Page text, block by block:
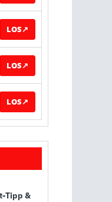
LOS↗
LOS↗
LOS↗
Tipp &